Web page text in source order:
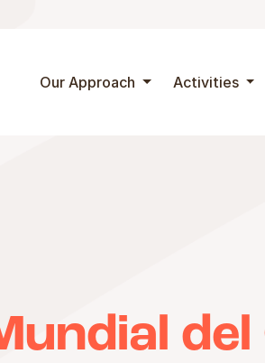
Our Approach Activities
del